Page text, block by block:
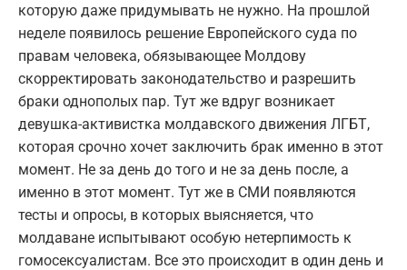
которую даже придумывать не нужно. На прошлой
неделе появилось решение Европейского суда по
правам человека, обязывающее Молдову
скорректировать законодательство и разрешить
браки однополых пар. Тут же вдруг возникает
девушка-активистка молдавского движения ЛГБТ,
которая срочно хочет заключить брак именно в этот
момент. Не за день до того и не за день после, а
именно в этот момент. Тут же в СМИ появляются
тесты и опросы, в которых выясняется, что
молдаване испытывают особую нетерпимость к
гомосексуалистам. Все это происходит в один день и